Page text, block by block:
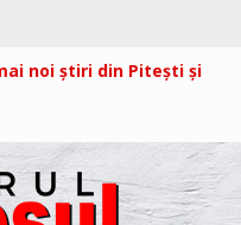
noi știri din Pitești și